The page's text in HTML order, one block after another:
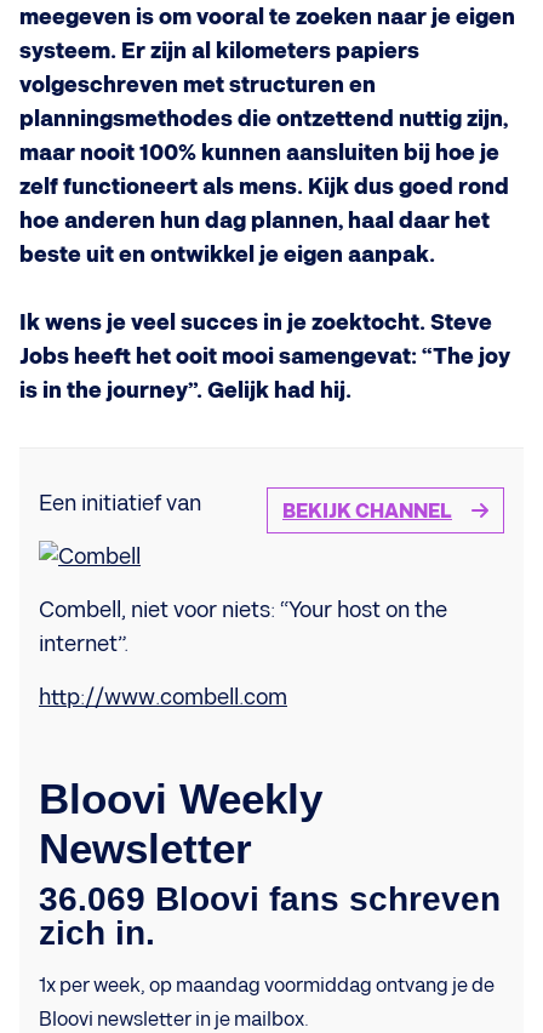
meegeven is om vooral te zoeken naar je eigen
systeem. Er zijn al kilometers papiers
volgeschreven met structuren en
planningsmethodes die ontzettend nuttig zijn,
maar nooit 100% kunnen aansluiten bij hoe je
zelf functioneert als mens. Kijk dus goed rond
hoe anderen hun dag plannen, haal daar het
beste uit en ontwikkel je eigen aanpak.
Ik wens je veel succes in je zoektocht. Steve
Jobs heeft het ooit mooi samengevat: “The joy
is in the journey”. Gelijk had hij.
BEKIJK CHANNEL
Een initiatief van
Combell, niet voor niets: “Your host on the
internet”.
http://www.combell.com
Bloovi Weekly
Newsletter
36.069 Bloovi fans schreven
zich in.
1x per week, op maandag voormiddag ontvang je de
Bloovi newsletter in je mailbox.